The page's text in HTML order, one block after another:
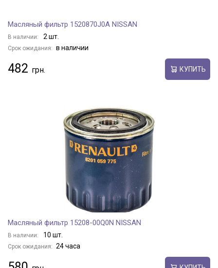
Масляный фильтр 1520870J0A NISSAN
В наличии: 2 шт.
Срок ожидания: в наличии
482 КУПИТЬ
Масляный фильтр 15208-00Q0N NISSAN
В наличии: 10 шт.
Срок ожидания: 24 часа